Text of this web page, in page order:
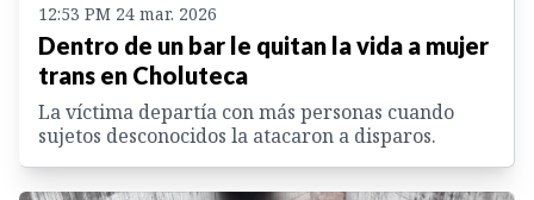
12:53 PM 24 mar. 2026
Dentro de un bar le quitan la vida a mujer
trans en Choluteca
La víctima departía con más personas cuando
sujetos desconocidos la atacaron a disparos.